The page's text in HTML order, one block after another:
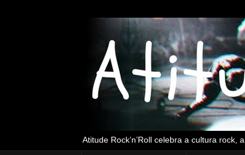
Atitude Rock’n’Roll celebra a cultura rock,